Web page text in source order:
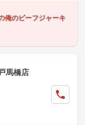
俺のビーフジャーキ
馬橋店